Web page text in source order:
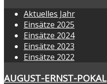
Aktuelles Jahr
Einsätze 2025
Einsätze 2024
Einsätze 2023
Einsätze 2022
AUGUST-ERNST-POKAL